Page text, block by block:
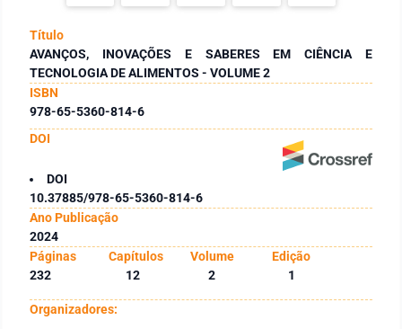
Título
AVANÇOS, INOVAÇÕES E SABERES EM CIÊNCIA E
TECNOLOGIA DE ALIMENTOS - VOLUME 2
ISBN
978-65-5360-814-6
DOI
DOI
10.37885/978-65-5360-814-6
Ano Publicação
2024
Páginas
Capítulos Volume
Edição
232
12 2 1
Organizadores: